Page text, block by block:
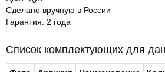
Сделано вручную в России
Гарантия: 2 года
Список комплектующих для